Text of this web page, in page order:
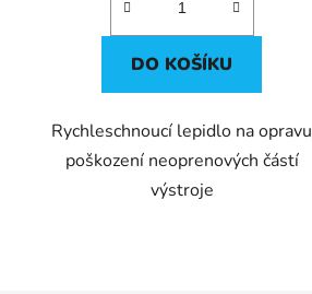
DO KOŠÍKU
Rychleschnoucí lepidlo na opravu
poškození neoprenových částí
výstroje